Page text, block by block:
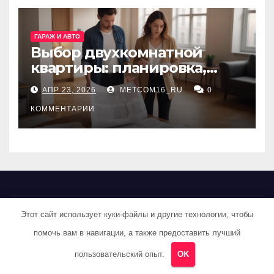
ГАРАЖ И АВТО
Выбор двухкомнатной
квартиры: планировка,
состояние жилья и
проверка документов
АПР 23, 2026 METCOM16_RU 0
КОММЕНТАРИИ
Кирпичик за
кирпичиком
Этот сайт использует куки-файлы и другие технологии, чтобы
помочь вам в навигации, а также предоставить лучший
пользовательский опыт. OK